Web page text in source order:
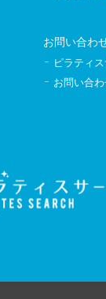
お問い合わ
ピラティ
お問い合